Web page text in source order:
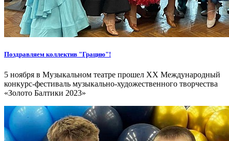
Поздравляем коллектив "Грацию"!
5 ноября в Музыкальном театре прошел XX Международный
конкурс-фестиваль музыкально-художественного творчества
«Золото Балтики 2023»